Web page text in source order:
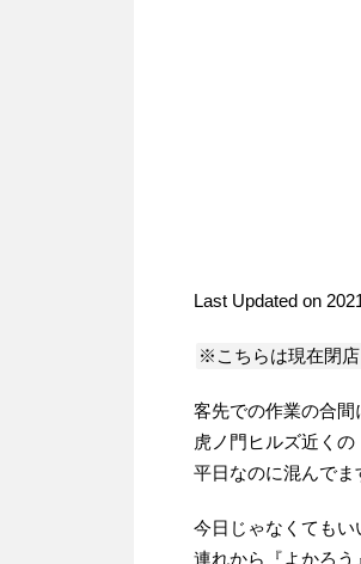
Last Updated on
※こちらは現在閉店
客先での作業の合間
虎ノ門ヒルズ近く
平日なのに混んでま
今日じゃなくてもい
連れから『よかろう